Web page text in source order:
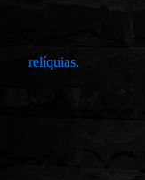
relíquias.